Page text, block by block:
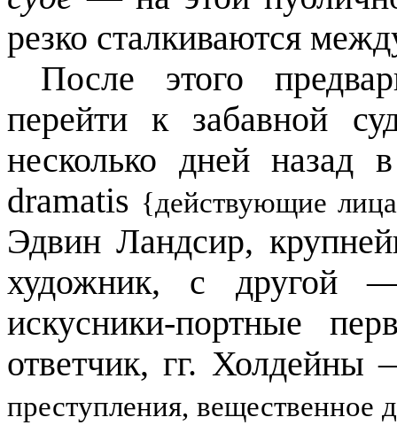
резко сталкиваются
После этого
перейти к забавной
несколько дней назад
dramatis {действующие
Эдвин Ландсир,
художник, с другой
искусники-портные
ответчик, гг.
преступления, вещественное